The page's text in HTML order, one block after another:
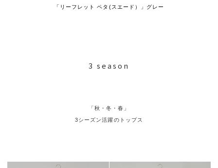
「リーフレット ペタ(スエード）」グレー
3 season
「秋・冬・春」
3シーズン活躍のトップス